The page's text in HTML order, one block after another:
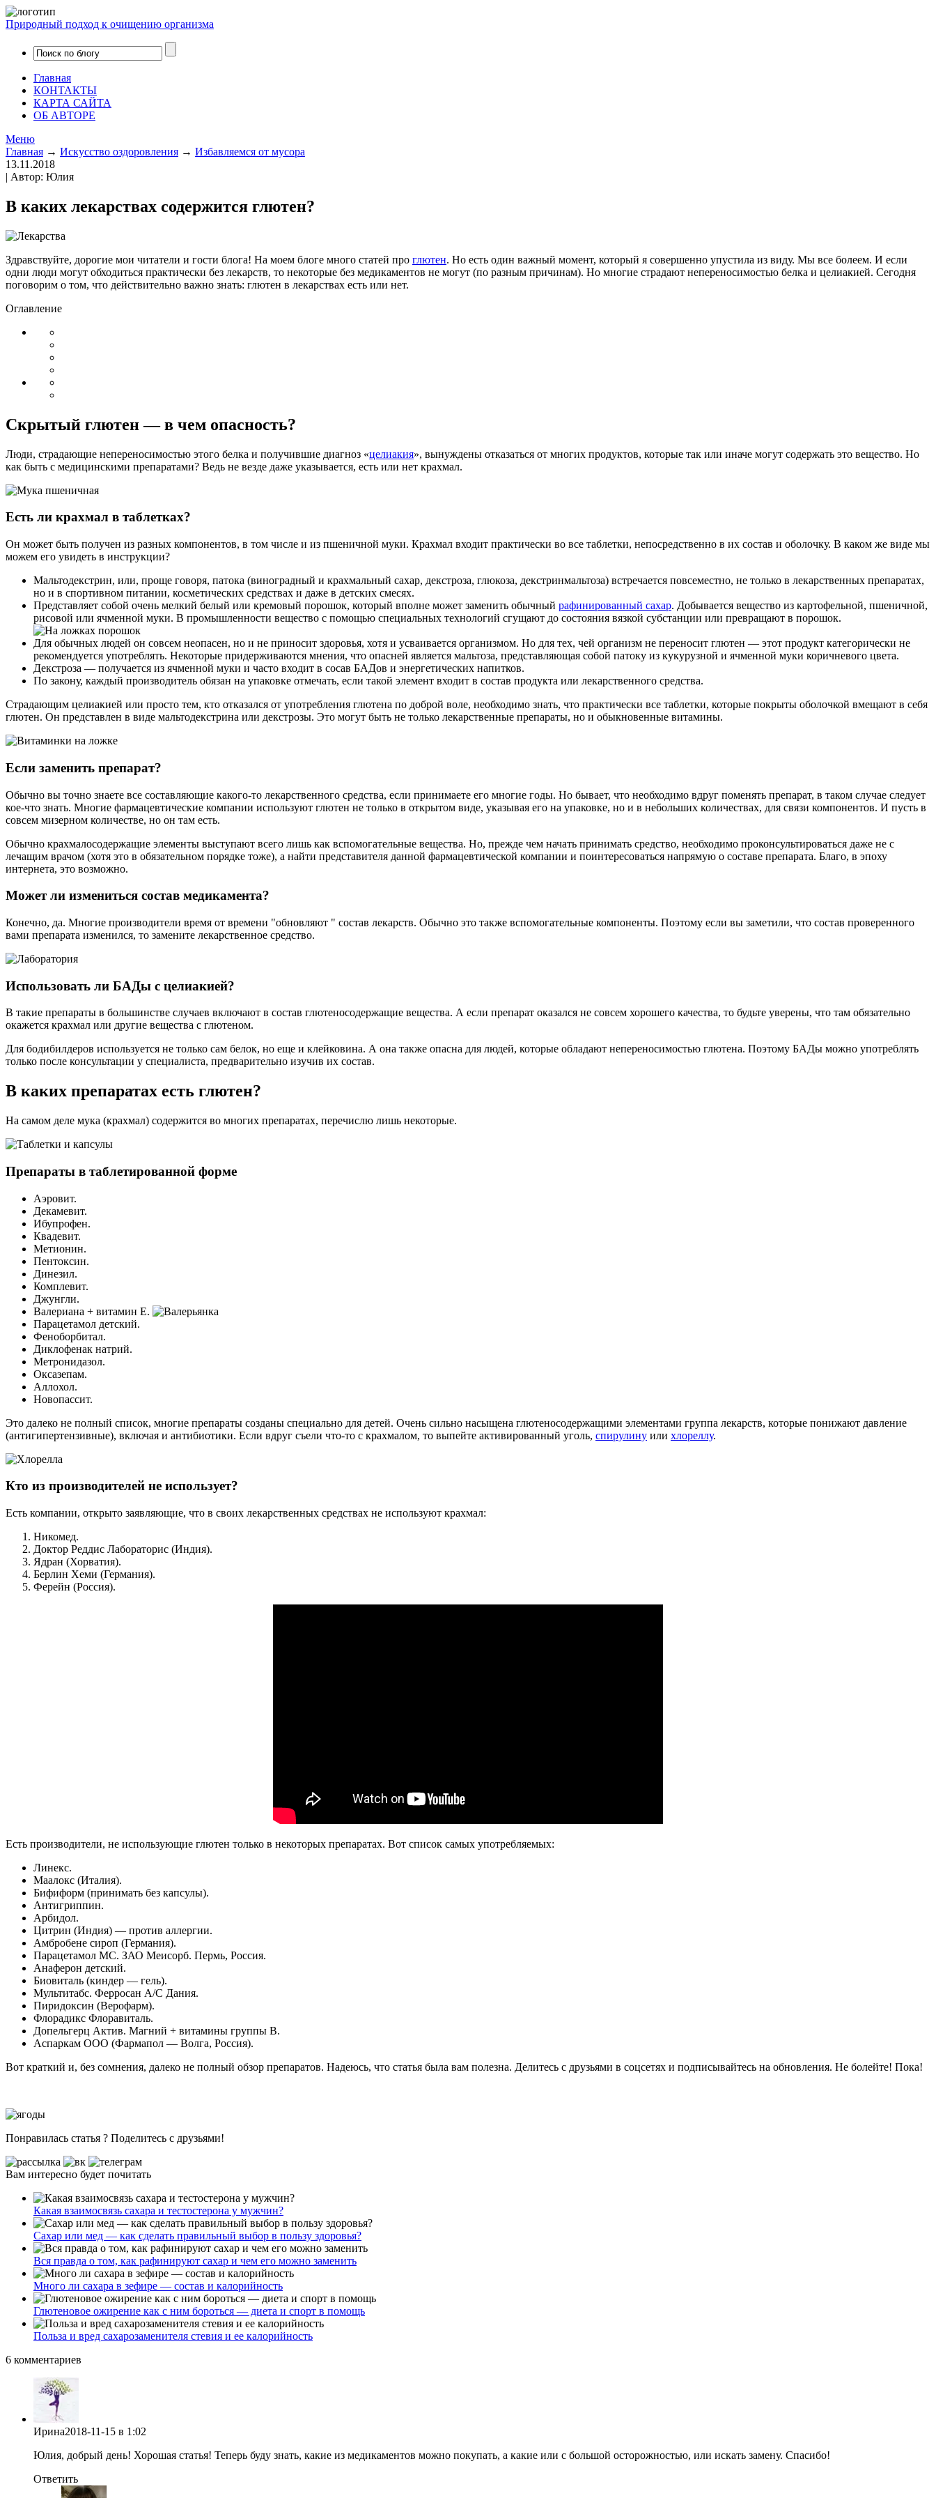
Природный подход к очищению организма
Главная
КОНТАКТЫ
КАРТА САЙТА
ОБ АВТОРЕ
Меню
Главная → Искусство оздоровления → Избавляемся от мусора
13.11.2018
| Автор: Юлия
В каких лекарствах содержится глютен?
Здравствуйте, дорогие мои читатели и гости блога! На моем блоге много статей про глютен. Но есть один важный момент, который я совершенно упустила из виду. Мы все болеем. И если
одни люди могут обходиться практически без лекарств, то некоторые без медикаментов не могут (по разным причинам). Но многие страдают непереносимостью белка и целиакией. Сегодня
поговорим о том, что действительно важно знать: глютен в лекарствах есть или нет.
Оглавление
Скрытый глютен — в чем опасность?
Люди, страдающие непереносимостью этого белка и получившие диагноз «целиакия», вынуждены отказаться от многих продуктов, которые так или иначе могут содержать это вещество. Но
как быть с медицинскими препаратами? Ведь не везде даже указывается, есть или нет крахмал.
Есть ли крахмал в таблетках?
Он может быть получен из разных компонентов, в том числе и из пшеничной муки. Крахмал входит практически во все таблетки, непосредственно в их состав и оболочку. В каком же виде мы
можем его увидеть в инструкции?
Мальтодекстрин, или, проще говоря, патока (виноградный и крахмальный сахар, декстроза, глюкоза, декстринмальтоза) встречается повсеместно, не только в лекарственных препаратах,
но и в спортивном питании, косметических средствах и даже в детских смесях.
Представляет собой очень мелкий белый или кремовый порошок, который вполне может заменить обычный рафинированный сахар. Добывается вещество из картофельной, пшеничной,
рисовой или ячменной муки. В промышленности вещество с помощью специальных технологий сгущают до состояния вязкой субстанции или превращают в порошок.
Для обычных людей он совсем неопасен, но и не приносит здоровья, хотя и усваивается организмом. Но для тех, чей организм не переносит глютен — этот продукт категорически не
рекомендуется употреблять. Некоторые придерживаются мнения, что опасней является мальтоза, представляющая собой патоку из кукурузной и ячменной муки коричневого цвета.
Декстроза — получается из ячменной муки и часто входит в сосав БАДов и энергетических напитков.
По закону, каждый производитель обязан на упаковке отмечать, если такой элемент входит в состав продукта или лекарственного средства.
Страдающим целиакией или просто тем, кто отказался от употребления глютена по доброй воле, необходимо знать, что практически все таблетки, которые покрыты оболочкой вмещают в себя
глютен. Он представлен в виде мальтодекстрина или декстрозы. Это могут быть не только лекарственные препараты, но и обыкновенные витамины.
Если заменить препарат?
Обычно вы точно знаете все составляющие какого-то лекарственного средства, если принимаете его многие годы. Но бывает, что необходимо вдруг поменять препарат, в таком случае следует
кое-что знать. Многие фармацевтические компании используют глютен не только в открытом виде, указывая его на упаковке, но и в небольших количествах, для связи компонентов. И пусть в
совсем мизерном количестве, но он там есть.
Обычно крахмалосодержащие элементы выступают всего лишь как вспомогательные вещества. Но, прежде чем начать принимать средство, необходимо проконсультироваться даже не с
лечащим врачом (хотя это в обязательном порядке тоже), а найти представителя данной фармацевтической компании и поинтересоваться напрямую о составе препарата. Благо, в эпоху
интернета, это возможно.
Может ли измениться состав медикамента?
Конечно, да. Многие производители время от времени "обновляют " состав лекарств. Обычно это также вспомогательные компоненты. Поэтому если вы заметили, что состав проверенного
вами препарата изменился, то замените лекарственное средство.
Использовать ли БАДы с целиакией?
В такие препараты в большинстве случаев включают в состав глютеносодержащие вещества. А если препарат оказался не совсем хорошего качества, то будьте уверены, что там обязательно
окажется крахмал или другие вещества с глютеном.
Для бодибилдеров используется не только сам белок, но еще и клейковина. А она также опасна для людей, которые обладают непереносимостью глютена. Поэтому БАДы можно употреблять
только после консультации у специалиста, предварительно изучив их состав.
В каких препаратах есть глютен?
На самом деле мука (крахмал) содержится во многих препаратах, перечислю лишь некоторые.
Препараты в таблетированной форме
Аэровит.
Декамевит.
Ибупрофен.
Квадевит.
Метионин.
Пентоксин.
Динезил.
Комплевит.
Джунгли.
Валериана + витамин Е.
Парацетамол детский.
Феноборбитал.
Диклофенак натрий.
Метронидазол.
Оксазепам.
Аллохол.
Новопассит.
Это далеко не полный список, многие препараты созданы специально для детей. Очень сильно насыщена глютеносодержащими элементами группа лекарств, которые понижают давление
(антигипертензивные), включая и антибиотики. Если вдруг съели что-то с крахмалом, то выпейте активированный уголь, спирулину или хлореллу.
Кто из производителей не использует?
Есть компании, открыто заявляющие, что в своих лекарственных средствах не используют крахмал:
Никомед.
Доктор Реддис Лабораторис (Индия).
Ядран (Хорватия).
Берлин Хеми (Германия).
Ферейн (Россия).
Есть производители, не использующие глютен только в некоторых препаратах. Вот список самых употребляемых:
Линекс.
Маалокс (Италия).
Бифиформ (принимать без капсулы).
Антигриппин.
Арбидол.
Цитрин (Индия) — против аллергии.
Амбробене сироп (Германия).
Парацетамол МС. ЗАО Меисорб. Пермь, Россия.
Анаферон детский.
Биовиталь (киндер — гель).
Мультитабс. Ферросан А/С Дания.
Пиридоксин (Верофарм).
Флорадикс Флоравиталь.
Допельгерц Актив. Магний + витамины группы В.
Аспаркам ООО (Фармапол — Волга, Россия).
Вот краткий и, без сомнения, далеко не полный обзор препаратов. Надеюсь, что статья была вам полезна. Делитесь с друзьями в соцсетях и подписывайтесь на обновления. Не болейте! Пока!
Понравилась статья ? Поделитесь с друзьями!
Вам интересно будет почитать
Какая взаимосвязь сахара и тестостерона у мужчин?
Сахар или мед — как сделать правильный выбор в пользу здоровья?
Вся правда о том, как рафинируют сахар и чем его можно заменить
Много ли сахара в зефире — состав и калорийность
Глютеновое ожирение как с ним бороться — диета и спорт в помощь
Польза и вред сахарозаменителя стевия и ее калорийность
6 комментариев
Ирина2018-11-15 в 1:02
Юлия, добрый день! Хорошая статья! Теперь буду знать, какие из медикаментов можно покупать, а какие или с большой осторожностью, или искать замену. Спасибо!
Ответить